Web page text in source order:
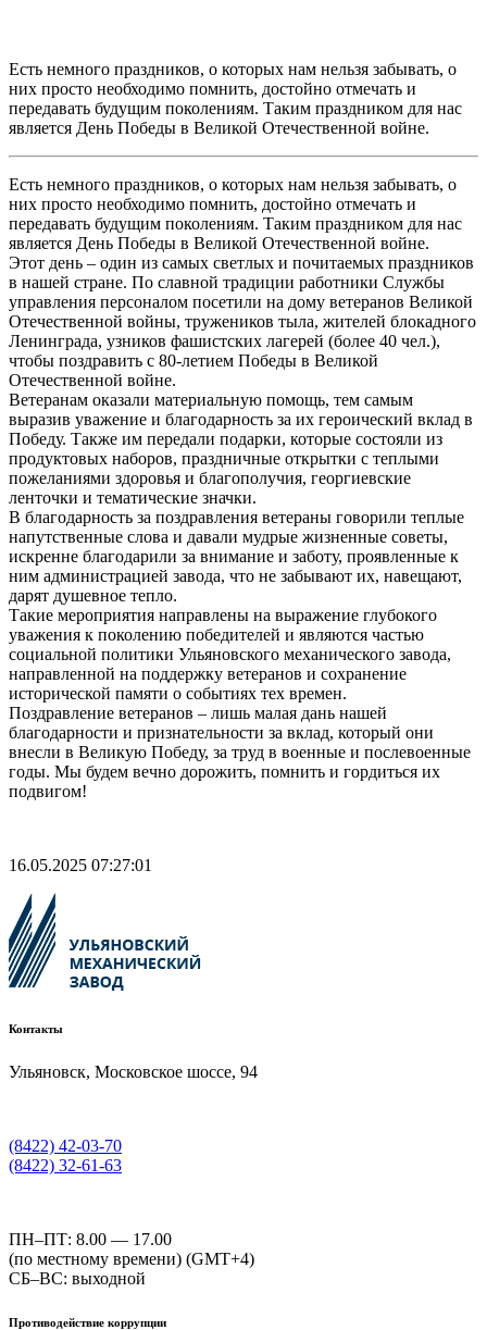
Есть немного праздников, о которых нам нельзя забывать, о
них просто необходимо помнить, достойно отмечать и
передавать будущим поколениям. Таким праздником для нас
является День Победы в Великой Отечественной войне.
Есть немного праздников, о которых нам нельзя забывать, о
них просто необходимо помнить, достойно отмечать и
передавать будущим поколениям. Таким праздником для нас
является День Победы в Великой Отечественной войне.
Этот день – один из самых светлых и почитаемых праздников
в нашей стране. По славной традиции работники Службы
управления персоналом посетили на дому ветеранов Великой
Отечественной войны, тружеников тыла, жителей блокадного
Ленинграда, узников фашистских лагерей (более 40 чел.),
чтобы поздравить с 80-летием Победы в Великой
Отечественной войне.
Ветеранам оказали материальную помощь, тем самым
выразив уважение и благодарность за их героический вклад в
Победу. Также им передали подарки, которые состояли из
продуктовых наборов, праздничные открытки с теплыми
пожеланиями здоровья и благополучия, георгиевские
ленточки и тематические значки.
В благодарность за поздравления ветераны говорили теплые
напутственные слова и давали мудрые жизненные советы,
искренне благодарили за внимание и заботу, проявленные к
ним администрацией завода, что не забывают их, навещают,
дарят душевное тепло.
Такие мероприятия направлены на выражение глубокого
уважения к поколению победителей и являются частью
социальной политики Ульяновского механического завода,
направленной на поддержку ветеранов и сохранение
исторической памяти о событиях тех времен.
Поздравление ветеранов – лишь малая дань нашей
благодарности и признательности за вклад, который они
внесли в Великую Победу, за труд в военные и послевоенные
годы. Мы будем вечно дорожить, помнить и гордиться их
подвигом!
16.05.2025 07:27:01
Контакты
Ульяновск, Московское шоссе, 94
(8422) 42-03-70
(8422) 32-61-63
ПН–ПТ: 8.00 — 17.00
(по местному времени) (GMT+4)
СБ–ВС: выходной
Противодействие коррупции